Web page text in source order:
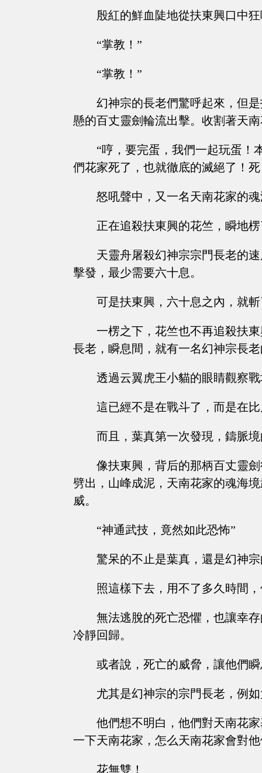
殷紅的鮮血陡地從扶東興口中
“掌教！”
“掌教！”
幻神宗的長老們驚呼起來，但
懸的百丈靈劍輪流出擊。收割著天
“哼，要完蛋，我們一起玩蛋！
們花家死了，也就徹底的滅絕了！死
怒吼聲中，又一名天南花家的
正在追殺扶東興的花竺，瞬地
天靈舟屠殺幻神宗宗門長老的
擊發，最少需要六十息。
可是扶東興，六十息之內，就
一楞之下，花竺也不再追殺扶
長老，瞬息間，就有一名幻神宗長
透過云翼虎王小貓的眼睛觀察
這已經不是在戰斗了，而是在
而且，葉真第一次發現，鑄脈
像扶東興，背后的那柄百丈靈
劈出，山峰成泥，天南花家的魂海
威。
“神通武技，竟然如此恐怖”
驚呆的不止是葉真，還是幻神
照這樣下去，用不了多久時間
無法逃脫的死亡恐懼，也讓幸
冷靜回歸。
或者說，死亡的威脅，讓他們
尤其是幻神宗的宗門長老，例
他們想不明白，他們對天南花
一下天南花家，怎么天南花家會對
花無雙！